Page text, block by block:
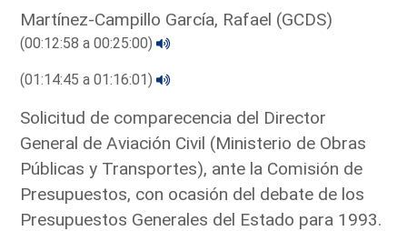
Martínez-Campillo García, Rafael (GCDS)
(00:12:58 a 00:25:00)
(01:14:45 a 01:16:01)
Solicitud de comparecencia del Director
General de Aviación Civil (Ministerio de Obras
Públicas y Transportes), ante la Comisión de
Presupuestos, con ocasión del debate de los
Presupuestos Generales del Estado para 1993.